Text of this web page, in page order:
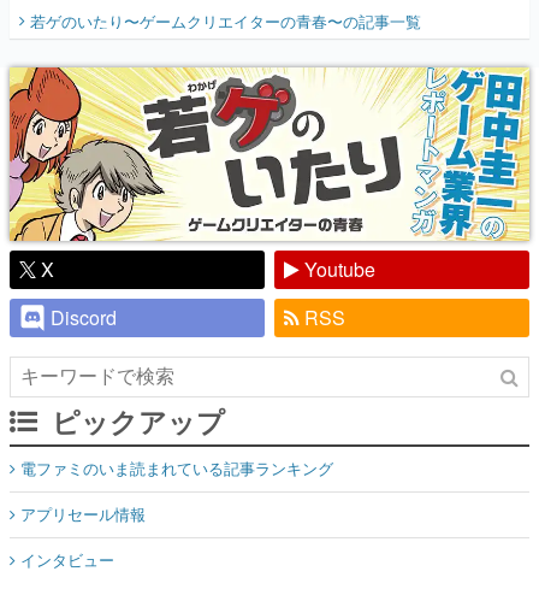
『少年ジャンプ』色だった【若ゲのいた
り】
若ゲのいたり〜ゲームクリエイターの青春〜の記事一覧
X
Youtube
Discord
RSS
ピックアップ
電ファミのいま読まれている記事ランキング
アプリセール情報
インタビュー